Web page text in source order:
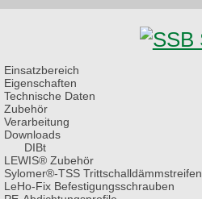
Einsatzbereich
Eigenschaften
Technische Daten
Zubehör
Verarbeitung
Downloads
DIBt
LEWIS® Zubehör
Sylomer®-TSS Trittschall­dämmstreifen
LeHo-Fix Befestigungs­schrauben